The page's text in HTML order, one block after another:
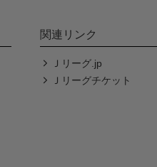
関連リンク
Ｊリーグ.jp
Ｊリーグチケット